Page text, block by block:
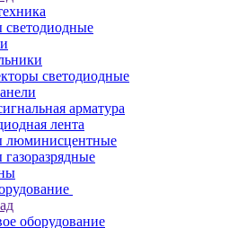
светодиодные
арматура
лента
люминисцентные
оборудование